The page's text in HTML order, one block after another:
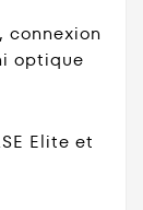
connexion
optique
Elite et